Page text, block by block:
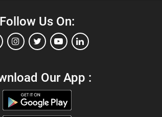
Follow Us On:
Our App :